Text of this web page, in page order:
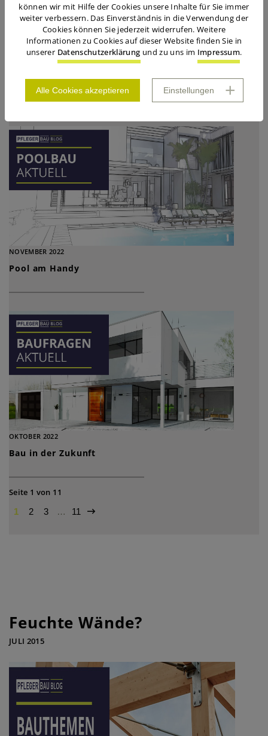
Feuchte Wände?
JULI 2015
NOVEMBER 2022
Pool am Handy
OKTOBER 2022
Bau in der Zukunft
Seite 1 von 11
1 2 3 … 11 
können wir mit Hilfe der Cookies unsere Inhalte für Sie immer
weiter verbessern. Das Einverständnis in die Verwendung der
Cookies können Sie jederzeit widerrufen. Weitere
Informationen zu Cookies auf dieser Website finden Sie in
unserer Datenschutzerklärung und zu uns im Impressum.
Alle Cookies akzeptieren Einstellungen